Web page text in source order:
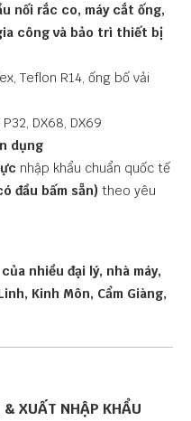
nối rắc co, máy cắt ống,
công và bảo trì thiết bị
Teflon R14, ống bố vải
DX68, DX69
dụng
nhập khẩu chuẩn quốc tế
đầu bấm sẵn) theo yêu
nhiều đại lý, nhà máy,
Kinh Môn, Cẩm Giàng,
& XUẤT NHẬP KHẨU